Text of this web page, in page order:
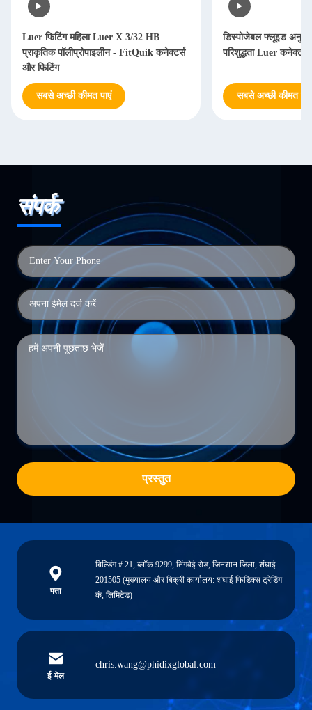
Luer फिटिंग महिला Luer X 3/32 HB
प्राकृतिक पॉलीप्रोपाइलीन - FitQuik कनेक्टर्स
और फिटिंग
सबसे अच्छी कीमत पाएं
डिस्पोजेबल फ्लूइड
परिशुद्धता Luer कनेक्टर
सबसे अच्छी कीमत पाएं
संपर्क
प्रस्तुत
पता
बिल्डिंग # 21, ब्लॉक 9299, तिंगवेई रोड, जिनशान जिला, शंघाई
201505 (मुख्यालय और बिक्री कार्यालय: शंघाई फिडिक्स ट्रेडिंग
कं, लिमिटेड)
ई-मेल
chris.wang@phidixglobal.com